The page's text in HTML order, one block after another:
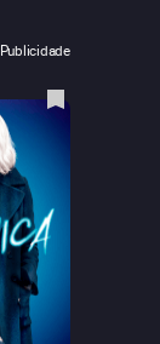
Publicidade